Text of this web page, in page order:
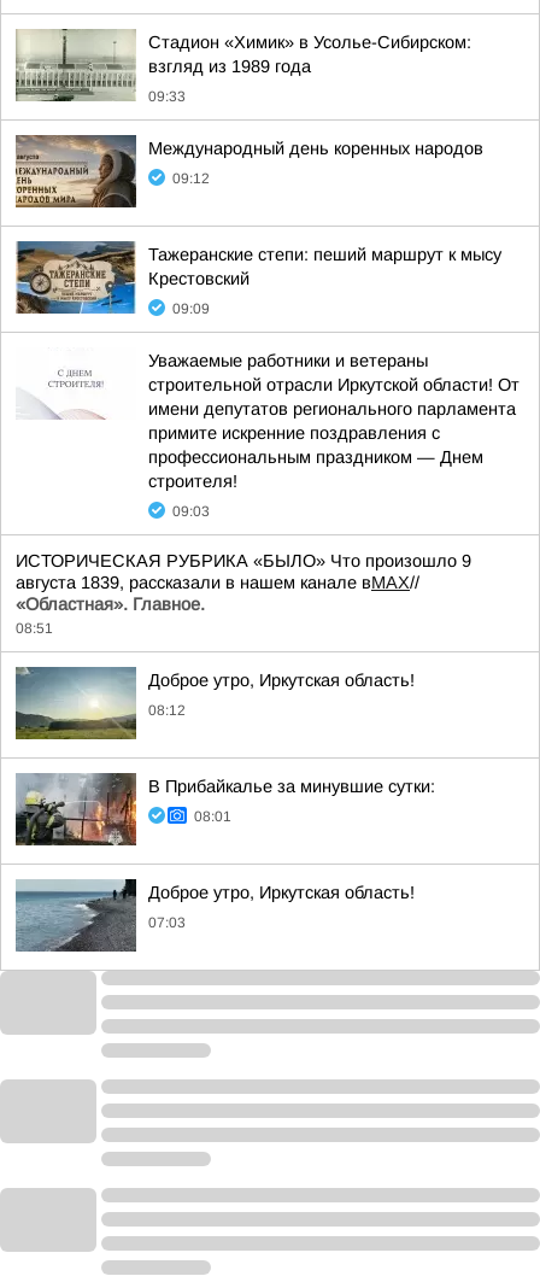
Стадион «Химик» в Усолье-Сибирском:
взгляд из 1989 года
09:33
Международный день коренных народов
09:12
Тажеранские степи: пеший маршрут к мысу
Крестовский
09:09
Уважаемые работники и ветераны
строительной отрасли Иркутской области! От
имени депутатов регионального парламента
примите искренние поздравления с
профессиональным праздником — Днем
строителя!
09:03
ИСТОРИЧЕСКАЯ РУБРИКА «БЫЛО» Что произошло 9
августа 1839, рассказали в нашем канале вMAX//
«Областная». Главное.
08:51
Доброе утро, Иркутская область!
08:12
В Прибайкалье за минувшие сутки:
08:01
Доброе утро, Иркутская область!
07:03